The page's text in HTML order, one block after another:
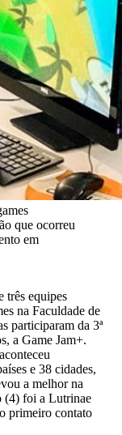
que ocorreu
em
três equipes
na Faculdade de
participaram da 3ª
a Game Jam+.
e 38 cidades,
a melhor na
(4) foi a Lutrinae
primeiro contato